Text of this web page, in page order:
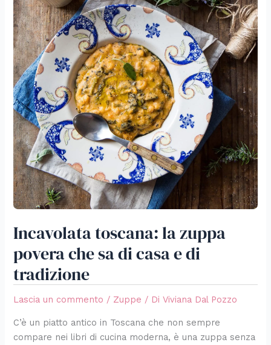
Incavolata toscana: la zuppa
povera che sa di casa e di
tradizione
Lascia un commento / Zuppe / DiViviana Dal Pozzo
C’è un piatto antico in Toscana che non sempre
compare nei libri di cucina moderna, è una zuppa senza
di
casa
e
di
tradizione